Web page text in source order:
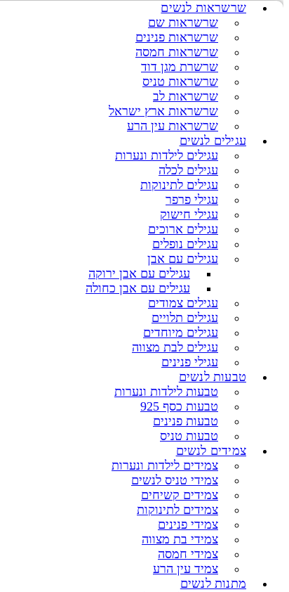
שרשראות לנשים
שרשראות שם
שרשראות פנינים
שרשראות חמסה
שרשרת מגן דוד
שרשראות טניס
שרשראות לב
שרשראות ארץ ישראל
שרשראות עין הרע
עגילים לנשים
עגילים לילדות ונערות
עגילים לכלה
עגילים לתינוקות
עגילי פרפר
עגילי חישוק
עגילים ארוכים
עגילים נופלים
עגילים עם אבן
עגילים עם אבן ירוקה
עגילים עם אבן כחולה
עגילים צמודים
עגילים תלויים
עגילים מיוחדים
עגילים לבת מצווה
עגילי פנינים
טבעות לנשים
טבעות לילדות ונערות
טבעות כסף 925
טבעות פנינים
טבעות טניס
צמידים לנשים
צמידים לילדות ונערות
צמידי טניס לנשים
צמידים קשיחים
צמידים לתינוקות
צמידי פנינים
צמידי בת מצווה
צמידי חמסה
צמיד עין הרע
מתנות לנשים